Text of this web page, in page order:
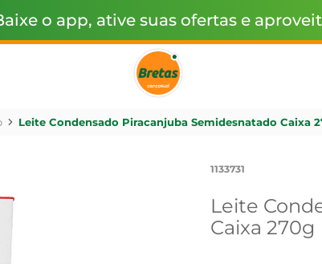
o app, ative suas ofertas e
Leite Condensado Piracanjuba Semidesnatado Caixa
1133731
Leite
Caixa 270g